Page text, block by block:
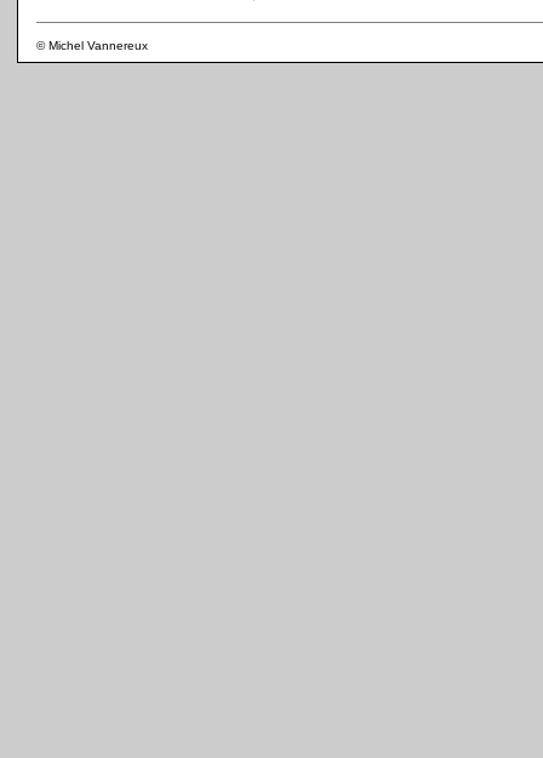
© Michel Vannereux